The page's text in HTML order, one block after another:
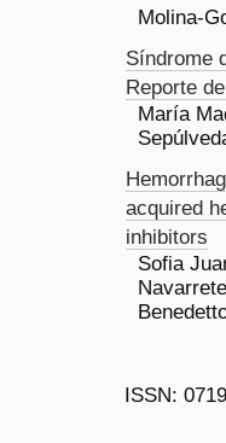
Molina-
Síndrome
Reporte
María
acquired
inhibitors
Sofia
ISSN: